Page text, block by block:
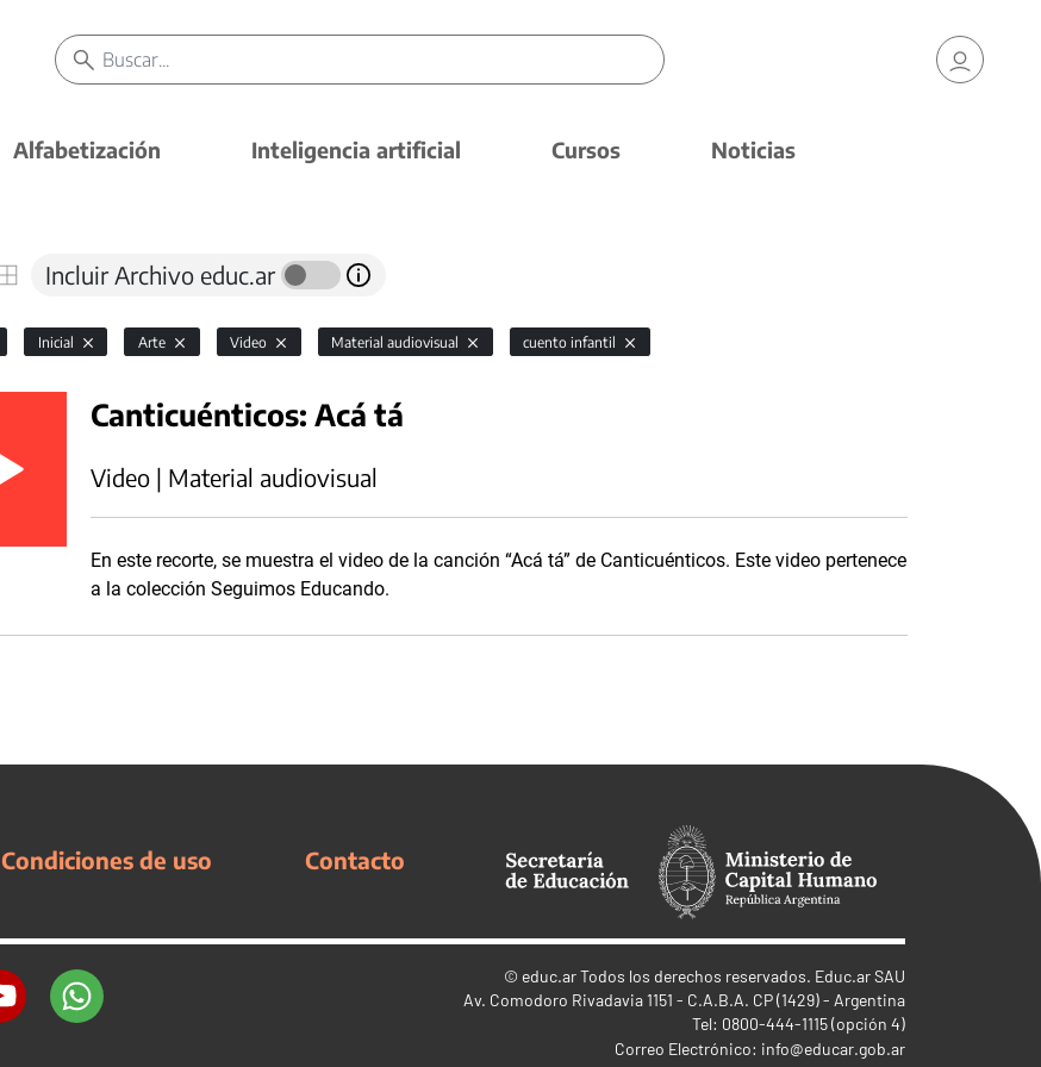
Alfabetización Inteligencia artificial Cursos Noticias
Incluir Archivo educ.ar
Inicial Arte Video Material audiovisual cuento infantil
Canticuénticos: Acá tá
Video | Material audiovisual
En este recorte, se muestra el video de la canción “Acá tá” de Canticuénticos. Este video pertenece
a la colección Seguimos Educando.
Condiciones de uso Contacto
© educ.arTodos los derechos reservados. Educ.ar SAU
Av. Comodoro Rivadavia 1151 - C.A.B.A. CP (1429) - Argentina
Tel: 0800-444-1115 (opción 4)
Correo Electrónico: info@educar.gob.ar